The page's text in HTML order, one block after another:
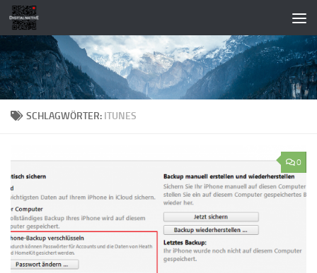
Zum Inhalt springen
SCHLAGWÖRTER: ITUNES
0